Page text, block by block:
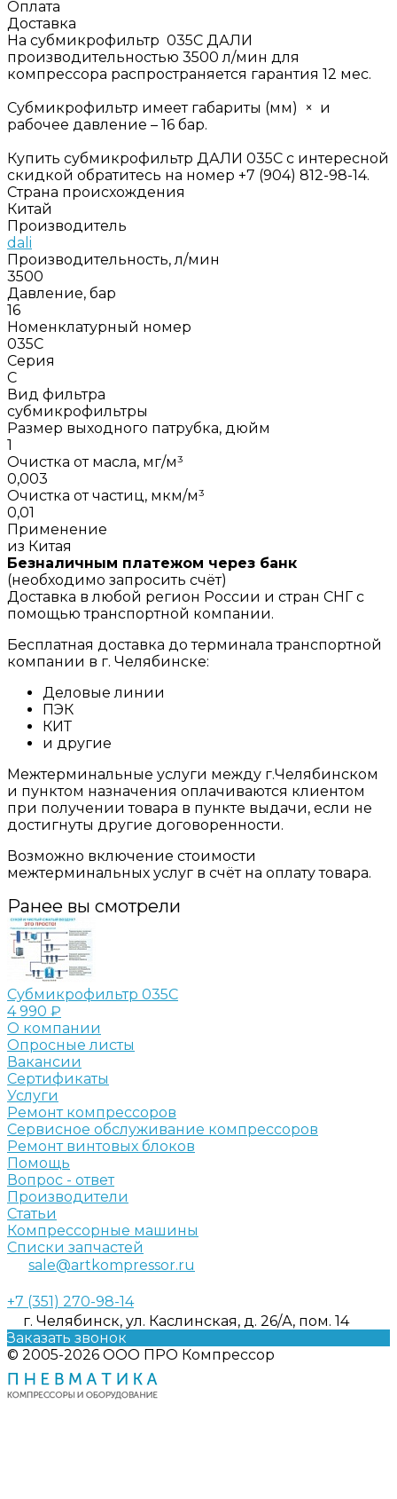
Оплата
Доставка
На субмикрофильтр 035C ДАЛИ
производительностью 3500 л/мин для
компрессора распространяется гарантия 12 мес.
Субмикрофильтр имеет габариты (мм) × и
рабочее давление – 16 бар.
Купить субмикрофильтр ДАЛИ 035C с интересной
скидкой обратитесь на номер +7 (904) 812-98-14.
Страна происхождения
Китай
Производитель
dali
Производительность, л/мин
3500
Давление, бар
16
Номенклатурный номер
035C
Серия
C
Вид фильтра
субмикрофильтры
Размер выходного патрубка, дюйм
1
Очистка от масла, мг/м³
0,003
Очистка от частиц, мкм/м³
0,01
Применение
из Китая
Безналичным платежом через банк
(необходимо запросить счёт)
Доставка в любой регион России и стран СНГ с
помощью транспортной компании.
Бесплатная доставка до терминала транспортной
компании в г. Челябинске:
Деловые линии
ПЭК
КИТ
и другие
Межтерминальные услуги между г.Челябинском
и пунктом назначения оплачиваются клиентом
при получении товара в пункте выдачи, если не
достигнуты другие договоренности.
Возможно включение стоимости
межтерминальных услуг в счёт на оплату товара.
Ранее вы смотрели
Субмикрофильтр 035C
4 990 ₽
О компании
Опросные листы
Вакансии
Сертификаты
Услуги
Ремонт компрессоров
Сервисное обслуживание компрессоров
Ремонт винтовых блоков
Помощь
Вопрос - ответ
Производители
Статьи
Компрессорные машины
Списки запчастей
sale@artkompressor.ru
+7 (351) 270-98-14
г. Челябинск, ул. Каслинская, д. 26/А, пом. 14
Заказать звонок
© 2005-2026 ООО ПРО Компрессор